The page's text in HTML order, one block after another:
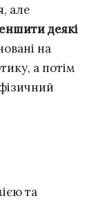
але
деякі
на
а потім
та